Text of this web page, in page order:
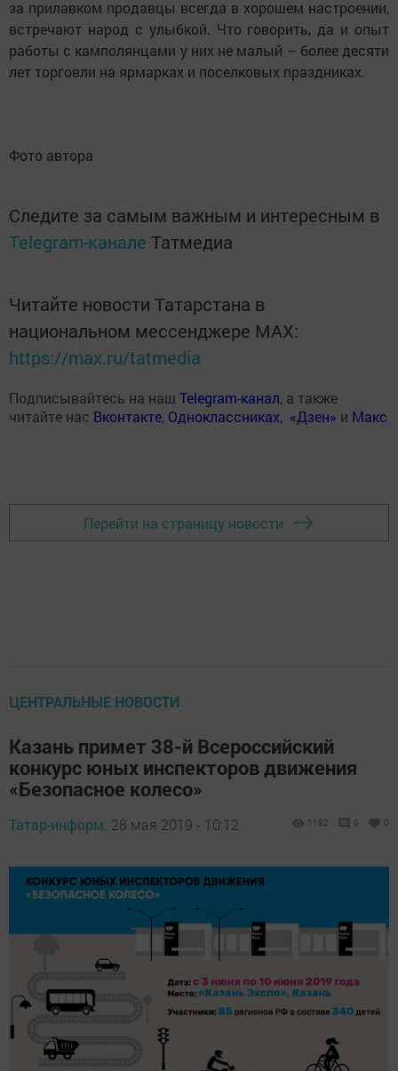
за прилавком продавцы всегда в хорошем настроении,
встречают народ с улыбкой. Что говорить, да и опыт
работы с камполянцами у них не малый – более десяти
лет торговли на ярмарках и поселковых праздниках.
Фото автора
Следите за самым важным и интересным в
Telegram-канале Татмедиа
Читайте новости Татарстана в
национальном мессенджере MАХ:
https://max.ru/tatmedia
Подписывайтесь на наш Telegram-канал, а также
читайте нас Вконтакте, Одноклассниках, «Дзен» и Макс
Перейти на страницу новости
ЦЕНТРАЛЬНЫЕ НОВОСТИ
Казань примет 38-й Всероссийский
конкурс юных инспекторов движения
«Безопасное колесо»
Татар-информ, 28 мая 2019 - 10:12 1182 0 0